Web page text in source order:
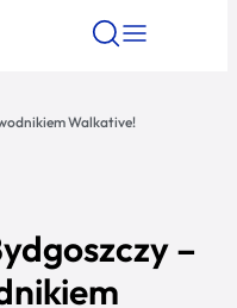
Znajdź
Walkative!
–